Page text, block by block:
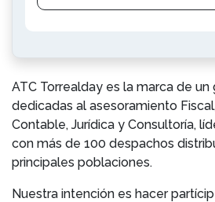
ATC Torrealday es la marca de
dedicadas al asesoramiento
Contable, Jurídica y Consultoría,
con más de 100 despachos
principales poblaciones.
Nuestra intención es hacer